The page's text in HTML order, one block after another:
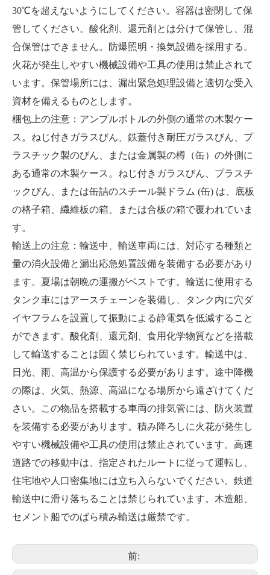
30℃を超えないようにしてください。容器は密閉して保
管してください。酸化剤、還元剤とは分けて保管し、混
合保管はできません。防爆照明・換気設備を採用する。
火花が発生しやすい機械設備や工具の使用は禁止されて
います。保管場所には、漏出緊急処理設備と適切な受入
資材を備えるものとします。
梱包上の注意：アンプルボトルの外側の通常の木製ケー
ス。ねじ付きガラスびん、鉄蓋付き耐圧ガラスびん、プ
ラスチック製のびん、または金属製の樽（缶）の外側に
ある通常の木製ケース。ねじ付きガラスびん、プラスチ
ックびん、または缶詰のスチール製ドラム (缶) は、底板
の格子箱、繊維板の箱、または合板の箱で覆われていま
す。
輸送上の注意：輸送中、輸送車両には、対応する種類と
量の消火設備と漏出応急処置設備を装備する必要があり
ます。夏場は朝晩の運搬がベストです。輸送に使用する
タンク車にはアースチェーンを装備し、タンク内に穴ダ
イヤフラムを設置して振動による静電気を低減すること
ができます。酸化剤、還元剤、食用化学物質などを搭載
して輸送することは固く禁じられています。輸送中は、
日光、雨、高温から保護する必要があります。途中降機
の際は、火気、熱源、高温になる場所から遠ざけてくだ
さい。この物品を搭載する車両の排気管には、防火装置
を装備する必要があります。積み降ろしに火花が発生し
やすい機械設備や工具の使用は禁止されています。高速
道路での移動中は、指定されたルートに従って運転し、
住宅地や人口密集地には立ち入らないでください。鉄道
輸送中に滑り落ちることは禁じられています。木造船、
セメント船でのばら積み輸送は厳禁です。
前: